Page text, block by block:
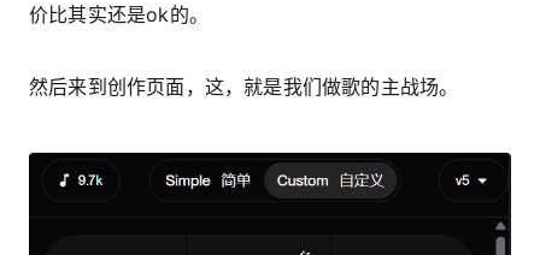
价比其实还是ok的。
然后来到创作页面，这，就是我们做歌的主战场。